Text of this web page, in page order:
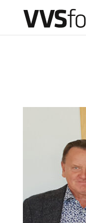
Lediga
Läs E-
Om tidningen
Kontakt
DE VÄXER I SKÅNE